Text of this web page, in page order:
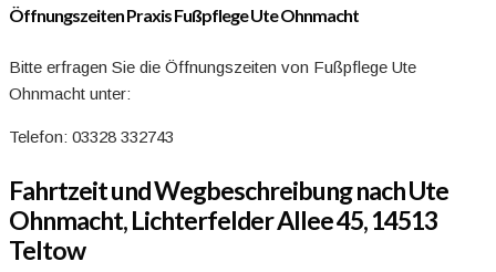
Öffnungszeiten Praxis Fußpflege Ute Ohnmacht
Bitte erfragen Sie die Öffnungszeiten von Fußpflege Ute
Ohnmacht unter:
Telefon: 03328 332743
Fahrtzeit und Wegbeschreibung nach Ute
Ohnmacht, Lichterfelder Allee 45, 14513
Teltow